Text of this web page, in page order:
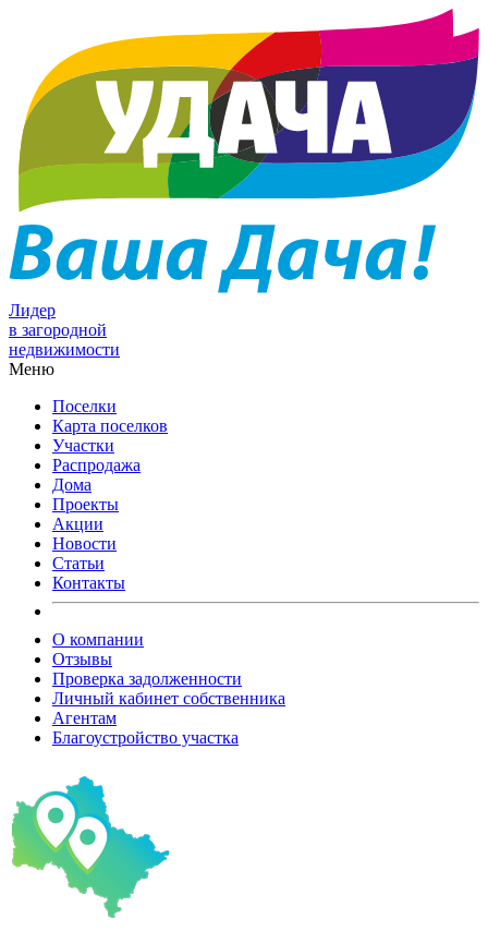
Лидер
в загородной
недвижимости
Меню
Поселки
Карта поселков
Участки
Распродажа
Дома
Проекты
Акции
Новости
Статьи
Контакты
О компании
Отзывы
Проверка задолженности
Личный кабинет собственника
Агентам
Благоустройство участка